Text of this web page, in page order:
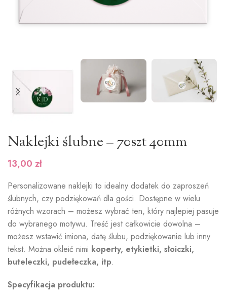
Naklejki ślubne – 70szt 40mm
13,00 zł
Personalizowane naklejki to idealny dodatek do zaproszeń
ślubnych, czy podziękowań dla gości. Dostępne w wielu
różnych wzorach – możesz wybrać ten, który najlepiej pasuje
do wybranego motywu. Treść jest całkowicie dowolna –
możesz wstawić imiona, datę ślubu, podziękowanie lub inny
tekst. Można okleić nimi koperty, etykietki, słoiczki,
buteleczki, pudełeczka, itp.
Specyfikacja produktu: